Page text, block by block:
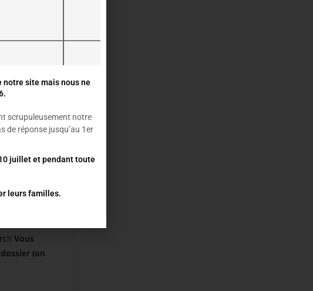
Merci au
la crise
à
»)
(utile)
imposées!),
la
ce que
cas
Vous
(on
notre site mais nous ne
scrupuleusement notre
de réponse jusqu’au 1er
juillet et pendant toute
leurs familles.